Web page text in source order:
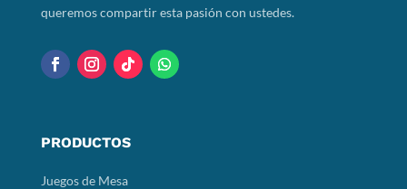
queremos compartir esta pasión con ustedes.
PRODUCTOS
Juegos de Mesa